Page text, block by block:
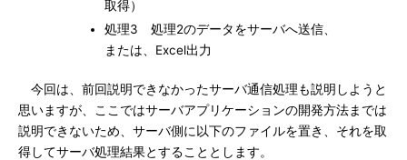
取得）
処理3 処理2のデータをサーバへ送信、
または、Excel出力
今回は、前回説明できなかったサーバ通信処理も説明しようと
思いますが、ここではサーバアプリケーションの開発方法までは
説明できないため、サーバ側に以下のファイルを置き、それを取
得してサーバ処理結果とすることとします。